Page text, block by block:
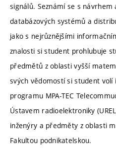
signálů. Seznámí se s
databázových systémů a
jako s nejrůznějšími
znalosti si student prohlubuje
předmětů z oblasti vyšší
svých vědomostí si student
programu MPA-TEC
Ústavem radioelektroniky
inženýry a předměty z oblasti
Fakultou podnikatelskou.